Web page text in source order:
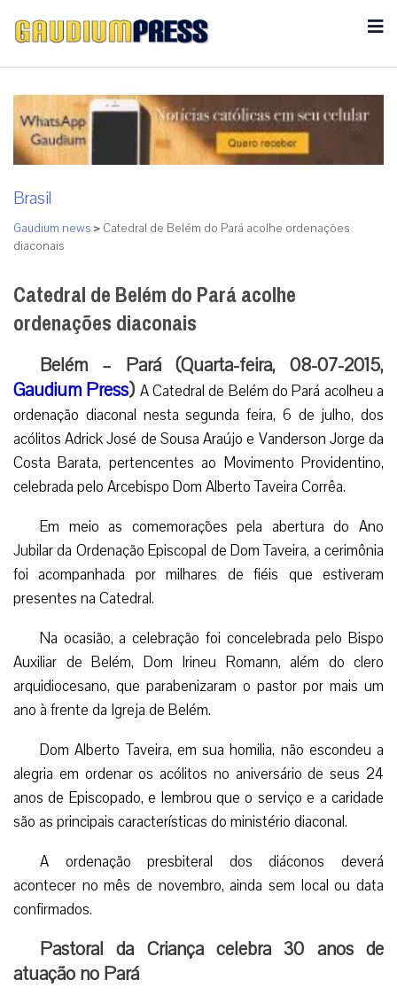
Brasil
Gaudium news > Catedral de Belém do Pará acolhe ordenações
diaconais
Catedral de Belém do Pará acolhe
ordenações diaconais
Belém – Pará (Quarta-feira, 08-07-2015,
Gaudium Press) A Catedral de Belém do Pará acolheu a
ordenação diaconal nesta segunda feira, 6 de julho, dos
acólitos Adrick José de Sousa Araújo e Vanderson Jorge da
Costa Barata, pertencentes ao Movimento Providentino,
celebrada pelo Arcebispo Dom Alberto Taveira Corrêa.
Em meio as comemorações pela abertura do Ano
Jubilar da Ordenação Episcopal de Dom Taveira, a cerimônia
foi acompanhada por milhares de fiéis que estiveram
presentes na Catedral.
Na ocasião, a celebração foi concelebrada pelo Bispo
Auxiliar de Belém, Dom Irineu Romann, além do clero
arquidiocesano, que parabenizaram o pastor por mais um
ano à frente da Igreja de Belém.
Dom Alberto Taveira, em sua homilia, não escondeu a
alegria em ordenar os acólitos no aniversário de seus 24
anos de Episcopado, e lembrou que o serviço e a caridade
são as principais características do ministério diaconal.
A ordenação presbiteral dos diáconos deverá
acontecer no mês de novembro, ainda sem local ou data
confirmados.
Pastoral da Criança celebra 30 anos de
atuação no Pará